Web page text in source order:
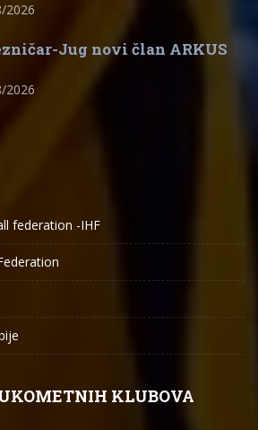
2026
Jug novi član ARKUS
2026
federation -IHF
KLUBOVA